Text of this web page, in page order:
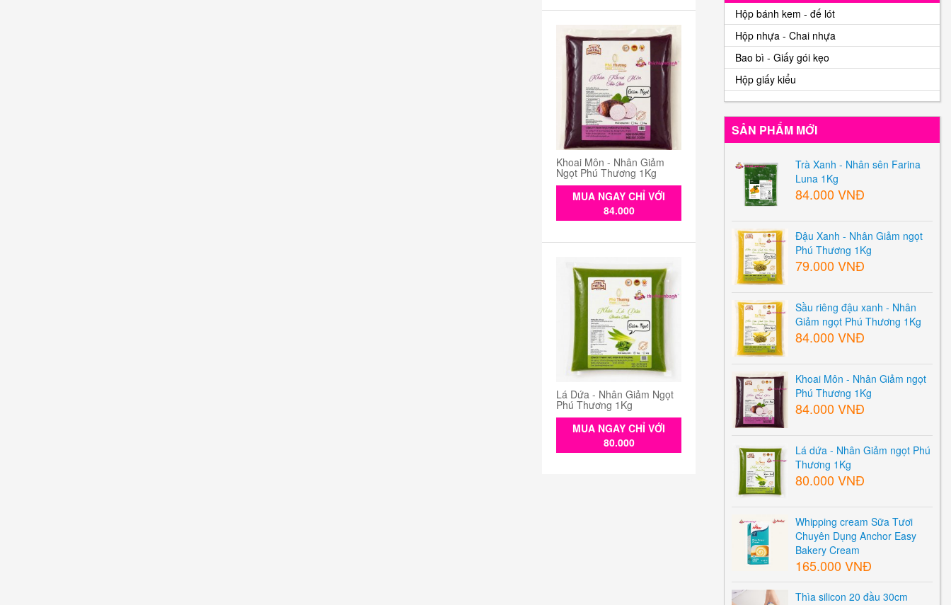
Khoai Môn - Nhân Giảm
Ngọt Phú Thương 1Kg
MUA NGAY CHỈ VỚI
84.000
Lá Dứa - Nhân Giảm Ngọt
Phú Thương 1Kg
MUA NGAY CHỈ VỚI
80.000
Hộp bánh kem - đế lót
Hộp nhựa - Chai nhựa
Bao bì - Giấy gói kẹo
Hộp giấy kiểu
SẢN PHẨM MỚI
Trà Xanh - Nhân sên Farina
Luna 1Kg
84.000 VNĐ
Đậu Xanh - Nhân Giảm ngọt
Phú Thương 1Kg
79.000 VNĐ
Sầu riêng đậu xanh - Nhân
Giảm ngọt Phú Thương 1Kg
84.000 VNĐ
Khoai Môn - Nhân Giảm ngọt
Phú Thương 1Kg
84.000 VNĐ
Lá dứa - Nhân Giảm ngọt Phú
Thương 1Kg
80.000 VNĐ
Whipping cream Sữa Tươi
Chuyên Dụng Anchor Easy
Bakery Cream
165.000 VNĐ
Thìa silicon 20 đầu 30cm